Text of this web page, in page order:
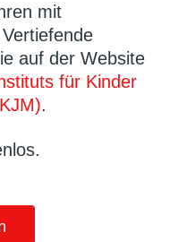
mit
auf der Website
für Kinder
.